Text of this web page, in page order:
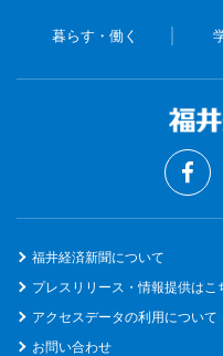
暮らす・働く
福井経済新聞について
プレスリリース・情報提供はこ
アクセスデータの利用について
お問い合わせ